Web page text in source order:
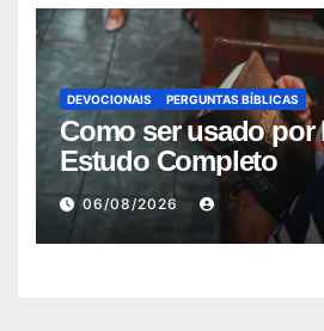
DEVOCIONAIS PERGUNTAS BÍBLICAS
Como ser usado por
Estudo Completo
06/08/2026